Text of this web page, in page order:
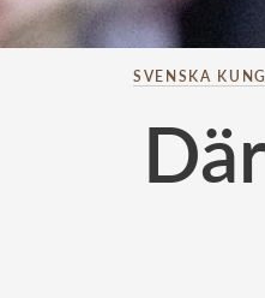
SVENSKA